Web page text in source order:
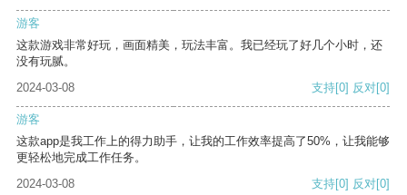
游客
这款游戏非常好玩，画面精美，玩法丰富。我已经玩了好几个小时，还
没有玩腻。
2024-03-08
支持[0] 反对[0]
游客
这款app是我工作上的得力助手，让我的工作效率提高了50%，让我能够
更轻松地完成工作任务。
2024-03-08
支持[0] 反对[0]